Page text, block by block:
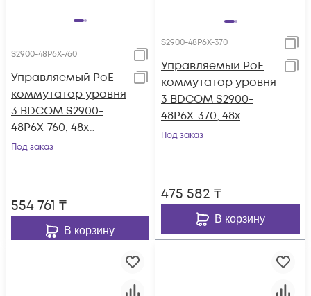
S2900-48P6X-760
Управляемый PoE
коммутатор уровня
3 BDCOM S2900-
48P6X-760, 48x
10/100/1000Base-T
Под заказ
554 761 ₸
В корзину
S2900-48P6X-370
Управляемый PoE
коммутатор уровня
3 BDCOM S2900-
48P6X-370, 48x
10/100/1000Base-T
Под заказ
475 582 ₸
В корзину